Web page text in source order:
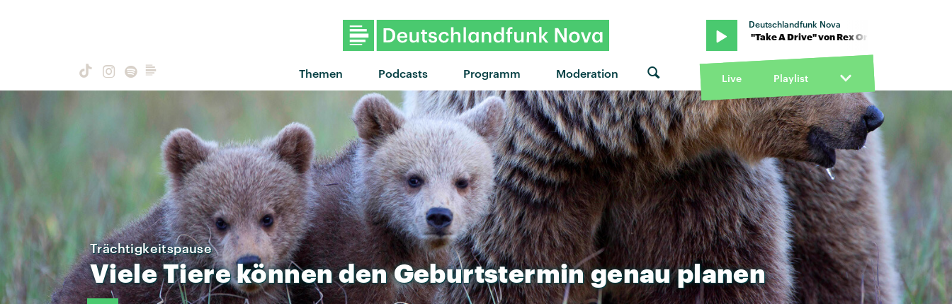
Themen Podcasts Programm Moderation
Deutschlandfunk Nova
"Take A Drive" von Rex Orange County · "Take A Drive" von Rex Orange County · "Take A Drive"
Live Playlist
Trächtigkeitspause
VieleTierekönnendenGeburtstermingenauplanen